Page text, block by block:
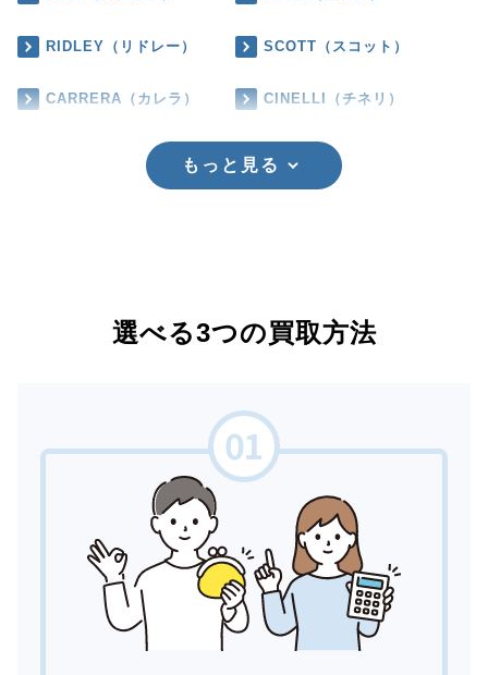
RIDLEY（リドレー） SCOTT（スコット）
CARRERA（カレラ） CINELLI（チネリ）
もっと見る
選べる3つの買取方法